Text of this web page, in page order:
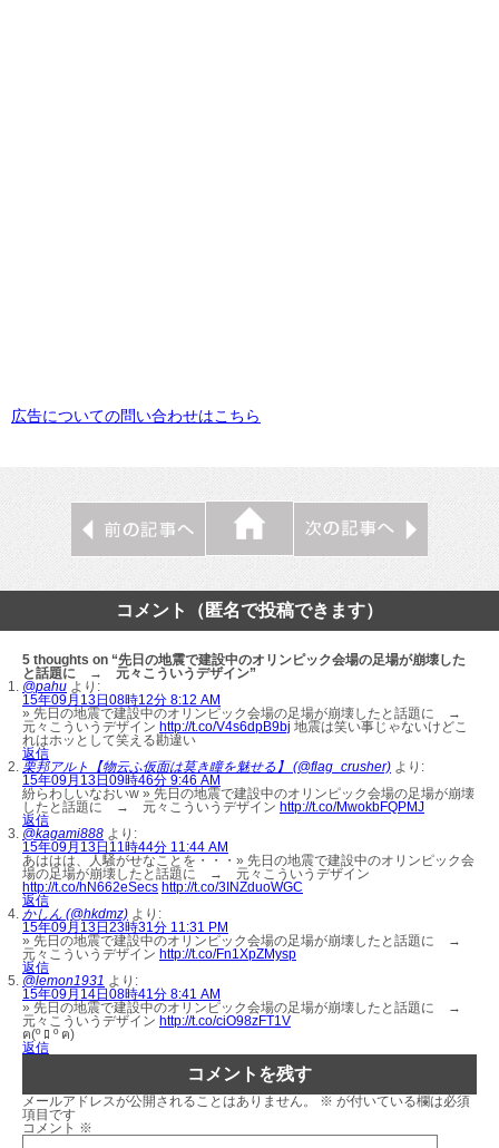
広告についての問い合わせはこちら
コメント（匿名で投稿できます）
5 thoughts on “先日の地震で建設中のオリンピック会場の足場が崩壊した
と話題に → 元々こういうデザイン”
@pahu より:
15年09月13日08時12分 8:12 AM
» 先日の地震で建設中のオリンピック会場の足場が崩壊したと話題に →
元々こういうデザイン http://t.co/V4s6dpB9bj 地震は笑い事じゃないけどこ
れはホッとして笑える勘違い
返信
栗邦アルト【物云ふ仮面は莫き瞳を魅せる】 (@flag_crusher) より:
15年09月13日09時46分 9:46 AM
紛らわしいなおいw » 先日の地震で建設中のオリンピック会場の足場が崩壊
したと話題に → 元々こういうデザイン http://t.co/MwokbFQPMJ
返信
@kagami888 より:
15年09月13日11時44分 11:44 AM
あははは、人騒がせなことを・・・» 先日の地震で建設中のオリンピック会
場の足場が崩壊したと話題に → 元々こういうデザイン
http://t.co/hN662eSecs http://t.co/3INZduoWGC
返信
かしん (@hkdmz) より:
15年09月13日23時31分 11:31 PM
» 先日の地震で建設中のオリンピック会場の足場が崩壊したと話題に →
元々こういうデザイン http://t.co/Fn1XpZMysp
返信
@lemon1931 より:
15年09月14日08時41分 8:41 AM
» 先日の地震で建設中のオリンピック会場の足場が崩壊したと話題に →
元々こういうデザイン http://t.co/ciO98zFT1V
ฅ(º ﾛ º ฅ)
返信
コメントを残す
メールアドレスが公開されることはありません。 ※ が付いている欄は必須
項目です
コメント ※